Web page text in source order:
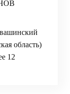
область)
12